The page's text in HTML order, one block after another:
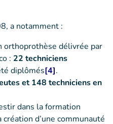
a notamment :
orthoprothèse délivrée par
: 22 techniciens
diplômés[4].
et 148 techniciens en
dans la formation
d’une communauté